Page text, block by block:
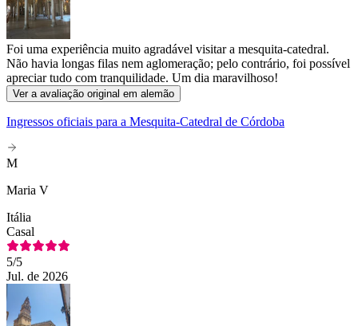
Foi uma experiência muito agradável visitar a mesquita-catedral.
Não havia longas filas nem aglomeração; pelo contrário, foi possível
apreciar tudo com tranquilidade. Um dia maravilhoso!
Ver a avaliação original em alemão
Ingressos oficiais para a Mesquita-Catedral de Córdoba
M
Maria V
Itália
Casal
5/5
Jul. de 2026